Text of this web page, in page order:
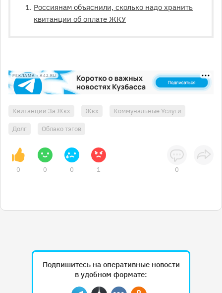
Россиянам объяснили, сколько надо хранить
квитанции об оплате ЖКУ
РЕКЛАМА • A42.RU
Квитанции За Жкх Жкх Коммунальные Услуги
Долг Облако тэгов
0 0 0 1 0
Подпишитесь на оперативные новости
в удобном формате: